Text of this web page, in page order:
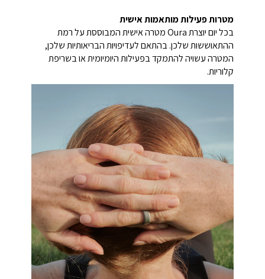
מטרות פעילות מותאמות אישית
בכל יום יוצרת Oura מטרה אישית המבוססת על רמת
ההתאוששות שלכן. בהתאם לעדיפויות הבריאותיות שלכן,
המטרה עשויה להתמקד בפעילות היומיומית או בשריפת
קלוריות.